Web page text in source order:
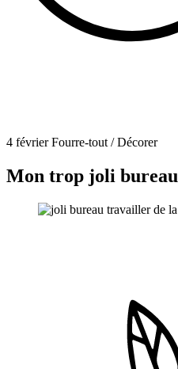
4 février Fourre-tout / Décorer
Mon trop joli bureau